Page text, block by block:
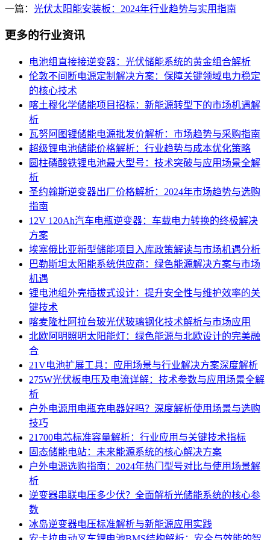
一篇： 光伏太阳能安装板：2024年行业趋势与实用指南
更多的行业资讯
电池组直接接逆变器：光伏储能系统的黄金组合解析
伦敦不间断电源定制解决方案：保障关键领域电力稳定
的核心技术
喀土穆化学储能项目招标：新能源转型下的市场机遇解
析
瓦努阿图锂储能电源批发价解析：市场趋势与采购指南
超级锂电池储能价格解析：行业趋势与成本优化策略
圆柱磷酸铁锂电池最大型号：技术突破与应用场景全解
析
圣约翰斯逆变器出厂价格解析：2024年市场趋势与选购
指南
12V 120Ah汽车电瓶逆变器：车载电力转换的终极解决
方案
埃塞俄比亚新型储能项目入库政策解读与市场机遇分析
巴勒斯坦太阳能系统供应商：绿色能源解决方案与市场
机遇
锂电池组外壳插拔式设计：提升安全性与维护效率的关
键技术
喀麦隆杜阿拉台玻光伏玻璃钢化技术解析与市场应用
北欧阿明照明太阳能灯：绿色能源与北欧设计的完美融
合
21V电池扩展工具：应用场景与行业解决方案深度解析
275W光伏板电压及电流详解：技术参数与应用场景全解
析
户外电源用电瓶充电器好吗？深度解析使用场景与选购
技巧
21700电芯标准容量解析：行业应用与关键技术指标
固态储能电站：未来能源系统的核心解决方案
户外电源选购指南：2024年热门型号对比与使用场景解
析
逆变器串联电压多少伏？全面解析光储能系统的核心参
数
冰岛逆变器电压标准解析与新能源应用实践